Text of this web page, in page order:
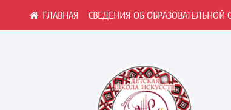
СВЕДЕНИЯ ОБ ОБРАЗОВАТЕЛЬНОЙ